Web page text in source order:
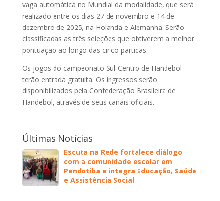
vaga automática no Mundial da modalidade, que será
realizado entre os dias 27 de novembro e 14 de
dezembro de 2025, na Holanda e Alemanha. Serão
classificadas as três seleções que obtiverem a melhor
pontuação ao longo das cinco partidas.
Os jogos do campeonato Sul-Centro de Handebol
terão entrada gratuita. Os ingressos serão
disponibilizados pela Confederação Brasileira de
Handebol, através de seus canais oficiais.
Últimas Notícias
Escuta na Rede fortalece diálogo
com a comunidade escolar em
Pendotiba e integra Educação, Saúde
e Assistência Social